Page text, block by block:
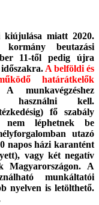
miatt 2020.
beutazási
11-től pedig újra
A belföldi és
határátkelők
A munkavégzéshez
használni kell.
fő szabály
nem léphetnek be
utazó
napos házi karantént
vagy két negatív
Magyarországon. A
munkáltatói
nyelven is letölthető.